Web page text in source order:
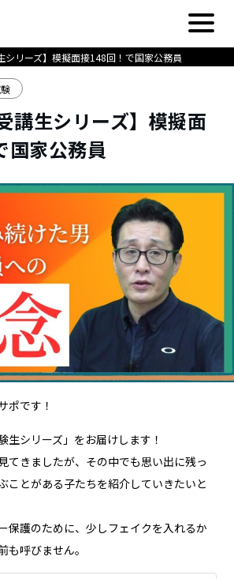
シリーズ】模擬面接148回！で国家公務員
講生シリーズ】模擬面
国家公務員
ポです！
生シリーズ」をお届けします！
てきましたが、その中でも思い出に残っ
ことがある子たちを紹介していきたいと
保護のために、少しフェイクを入れるか
も呼びません。